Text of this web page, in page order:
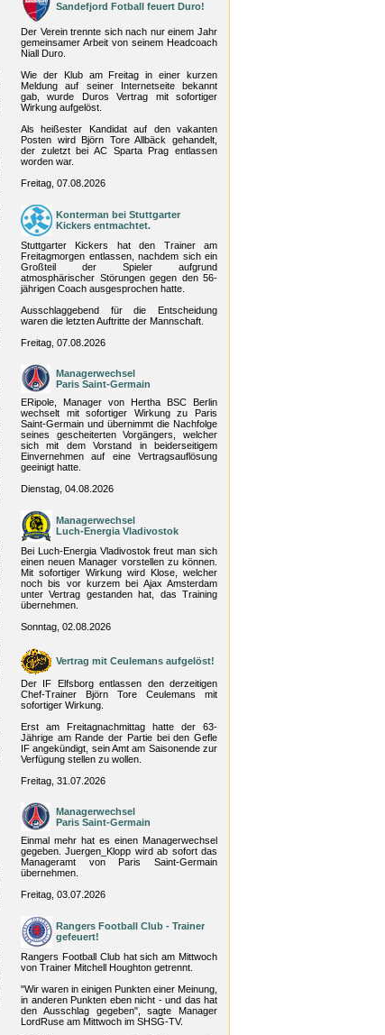
Sandefjord Fotball feuert Duro!
Der Verein trennte sich nach nur einem Jahr
gemeinsamer Arbeit von seinem Headcoach
Niall Duro.
Wie der Klub am Freitag in einer kurzen
Meldung auf seiner Internetseite bekannt
gab, wurde Duros Vertrag mit sofortiger
Wirkung aufgelöst.
Als heißester Kandidat auf den vakanten
Posten wird Björn Tore Allbäck gehandelt,
der zuletzt bei AC Sparta Prag entlassen
worden war.
Freitag, 07.08.2026
Konterman bei Stuttgarter
Kickers entmachtet.
Stuttgarter Kickers hat den Trainer am
Freitagmorgen entlassen, nachdem sich ein
Großteil der Spieler aufgrund
atmosphärischer Störungen gegen den 56-
jährigen Coach ausgesprochen hatte.
Ausschlaggebend für die Entscheidung
waren die letzten Auftritte der Mannschaft.
Freitag, 07.08.2026
Managerwechsel
Paris Saint-Germain
ERipole, Manager von Hertha BSC Berlin
wechselt mit sofortiger Wirkung zu Paris
Saint-Germain und übernimmt die Nachfolge
seines gescheiterten Vorgängers, welcher
sich mit dem Vorstand in beiderseitigem
Einvernehmen auf eine Vertragsauflösung
geeinigt hatte.
Dienstag, 04.08.2026
Managerwechsel
Luch-Energia Vladivostok
Bei Luch-Energia Vladivostok freut man sich
einen neuen Manager vorstellen zu können.
Mit sofortiger Wirkung wird Klose, welcher
noch bis vor kurzem bei Ajax Amsterdam
unter Vertrag gestanden hat, das Training
übernehmen.
Sonntag, 02.08.2026
Vertrag mit Ceulemans aufgelöst!
Der IF Elfsborg entlassen den derzeitigen
Chef-Trainer Björn Tore Ceulemans mit
sofortiger Wirkung.
Erst am Freitagnachmittag hatte der 63-
Jährige am Rande der Partie bei den Gefle
IF angekündigt, sein Amt am Saisonende zur
Verfügung stellen zu wollen.
Freitag, 31.07.2026
Managerwechsel
Paris Saint-Germain
Einmal mehr hat es einen Managerwechsel
gegeben. Juergen_Klopp wird ab sofort das
Manageramt von Paris Saint-Germain
übernehmen.
Freitag, 03.07.2026
Rangers Football Club - Trainer
gefeuert!
Rangers Football Club hat sich am Mittwoch
von Trainer Mitchell Houghton getrennt.
"Wir waren in einigen Punkten einer Meinung,
in anderen Punkten eben nicht - und das hat
den Ausschlag gegeben", sagte Manager
LordRuse am Mittwoch im SHSG-TV.